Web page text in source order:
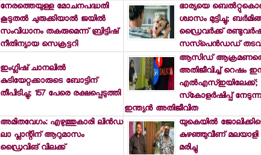
നേരത്തെയുള്ള മോചനപദ്ധതി
കൂടുതല്‍ ചുരുക്കിയാല്‍ ജയില്‍
സംവിധാനം തകരുമെന്ന് ബ്രിട്ടിഷ്
നീതിന്യായ സെക്രട്ടറി
ഭാര്യയെ
ശ്വാസം മുട്ടിച്ചു;
ഡ്രൈവര്‍ക്ക്
സസ്‌പെന്‍ഡഡ് തടവ്
ഇംഗ്ലിഷ് ചാനലില്‍
കുടിയേറ്റക്കാരുടെ ബോട്ടിന്
തീപിടിച്ചു; 157 പേരെ രക്ഷപ്പെടുത്തി
ആസിഡ്
അതിജീവിച്ച് റെഷം
എല്‍എസ്ഇയിലേക്ക്;
സ്‌കോളര്‍ഷിപ്പ്
ഇന്ത്യന്‍ അതിജീവിത
അമിതവേഗം: എഴുത്തുകാരി ലിന്‍ഡ
ലാ പ്ലാന്റിന് ആറുമാസം
ഡ്രൈവിങ് വിലക്ക്
യുകെയില്‍
കുഴഞ്ഞുവീണ്
മരിച്ചു